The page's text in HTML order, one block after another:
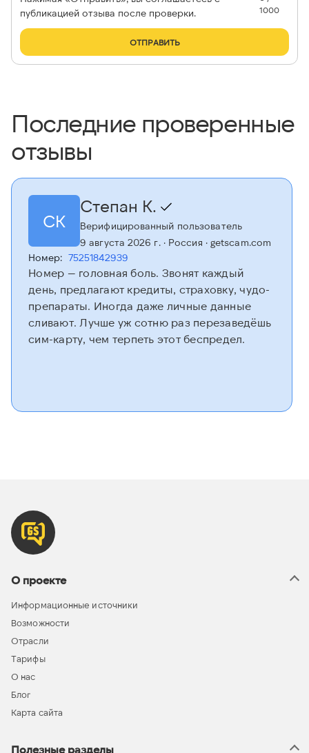
публикацией отзыва после проверки.
1000
ОТПРАВИТЬ
Последние проверенные
отзывы
СК
Степан К.
Верифицированный пользователь
9 августа 2026 г.· Россия · getscam.com
Номер: 75251842939
Номер — головная боль. Звонят каждый
день, предлагают кредиты, страховку, чудо-
препараты. Иногда даже личные данные
сливают. Лучше уж сотню раз перезаведёшь
сим-карту, чем терпеть этот беспредел.
О проекте
Информационные источники
Возможности
Отрасли
Тарифы
О нас
Блог
Карта сайта
Полезные разделы